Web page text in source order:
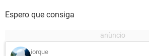
Espero que consiga
iorque